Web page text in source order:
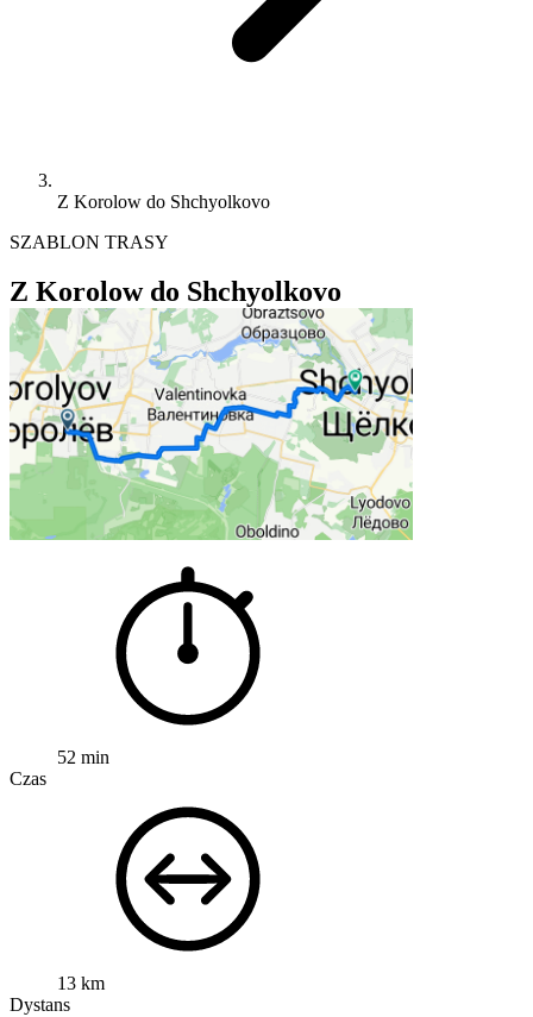
Z Korolow do Shchyolkovo
SZABLON TRASY
Z Korolow do Shchyolkovo
52 min
Czas
13 km
Dystans